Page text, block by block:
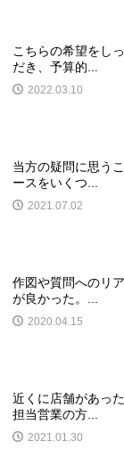
こちらの希望をし
だき、予算的...
2022.03.10
当方の疑問に思う
ースをいくつ...
2021.07.02
作図や質問へのリ
が良かった。...
2020.04.15
近くに店舗があっ
担当営業の方...
2021.01.30